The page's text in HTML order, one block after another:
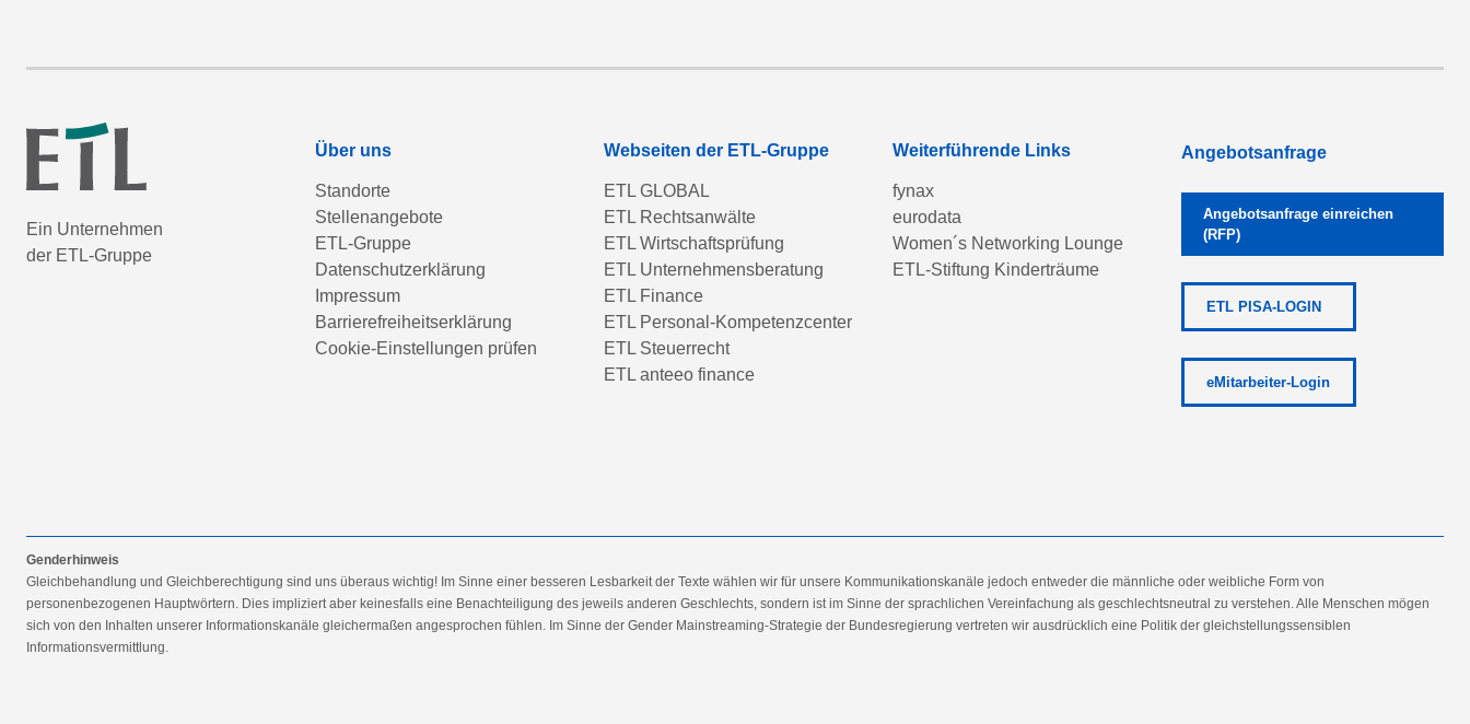
Ein Unternehmen
der ETL-Gruppe
Über uns
Standorte
Stellenangebote
ETL-Gruppe
Datenschutzerklärung
Impressum
Barrierefreiheitserklärung
Cookie-Einstellungen prüfen
Webseiten der ETL-Gruppe
ETL GLOBAL
ETL Rechtsanwälte
ETL Wirtschaftsprüfung
ETL Unternehmensberatung
ETL Finance
ETL Personal-Kompetenzcenter
ETL Steuerrecht
ETL anteeo finance
Weiterführende Links
fynax
eurodata
Women´s Networking Lounge
ETL-Stiftung Kinderträume
Angebotsanfrage
Angebotsanfrage einreichen
(RFP)
ETL PISA-LOGIN
eMitarbeiter-Login
Genderhinweis
Gleichbehandlung und Gleichberechtigung sind uns überaus wichtig! Im Sinne einer besseren Lesbarkeit der Texte wählen wir für unsere Kommunikationskanäle jedoch entweder die männliche oder weibliche Form von
personenbezogenen Hauptwörtern. Dies impliziert aber keinesfalls eine Benachteiligung des jeweils anderen Geschlechts, sondern ist im Sinne der sprachlichen Vereinfachung als geschlechtsneutral zu verstehen. Alle Menschen mögen
sich von den Inhalten unserer Informationskanäle gleichermaßen angesprochen fühlen. Im Sinne der Gender Mainstreaming-Strategie der Bundesregierung vertreten wir ausdrücklich eine Politik der gleichstellungssensiblen
Informationsvermittlung.